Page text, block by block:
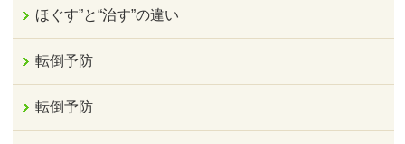
ほぐす”と“治す”の違い
転倒予防
転倒予防